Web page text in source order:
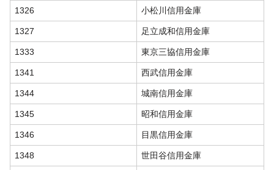
1326 小松川信用金庫
1327 足立成和信用金庫
1333 東京三協信用金庫
1341 西武信用金庫
1344 城南信用金庫
1345 昭和信用金庫
1346 目黒信用金庫
1348 世田谷信用金庫